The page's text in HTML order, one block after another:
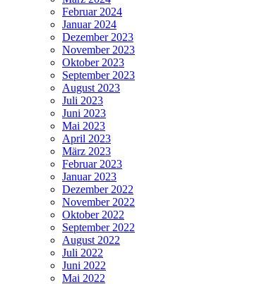
Februar 2024
Januar 2024
Dezember 2023
November 2023
Oktober 2023
September 2023
August 2023
Juli 2023
Juni 2023
Mai 2023
April 2023
März 2023
Februar 2023
Januar 2023
Dezember 2022
November 2022
Oktober 2022
September 2022
August 2022
Juli 2022
Juni 2022
Mai 2022